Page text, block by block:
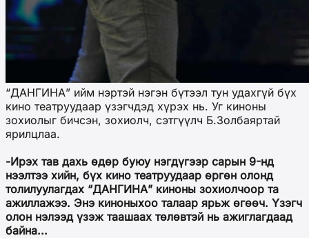
“ДАНГИНА” ийм нэртэй нэгэн бүтээл тун удахгүй бүх
кино театруудаар үзэгчдэд хүрэх нь. Уг киноны
зохиолыг бичсэн, зохиолч, сэтгүүлч Б.Золбаяртай
ярилцлаа.
-Ирэх тав дахь өдөр буюу нэгдүгээр сарын 9-нд
нээлтээ хийн, бүх кино театруудаар өргөн олонд
толилуулагдах “ДАНГИНА” киноны зохиолчоор та
ажиллажээ. Энэ киноныхоо талаар ярьж өгөөч. Үзэгч
олон нэлээд үзэж таашаах төлөвтэй нь ажиглагдаад
байна...